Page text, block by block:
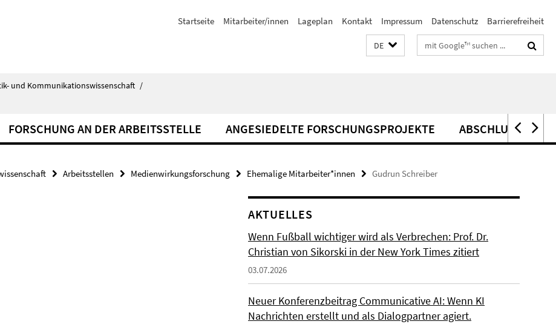
Startseite Mitarbeiter/innen Lageplan Kontakt Impressum Datenschutz Barrierefreiheit
DE Suchbegriffe
und Kommunikationswissenschaft /
FORSCHUNG AN DER ARBEITSSTELLE ANGESIEDELTE FORSCHUNGSPROJEKTE
Arbeitsstellen Medienwirkungsforschung Ehemalige Mitarbeiter*innen Gudrun Schreiber
AKTUELLES
Wenn Fußball wichtiger wird als Verbrechen: Prof. Dr.
Christian von Sikorski in der New York Times zitiert
03.07.2026
Neuer Konferenzbeitrag Communicative AI: Wenn KI
Nachrichten erstellt und als Dialogpartner agiert.